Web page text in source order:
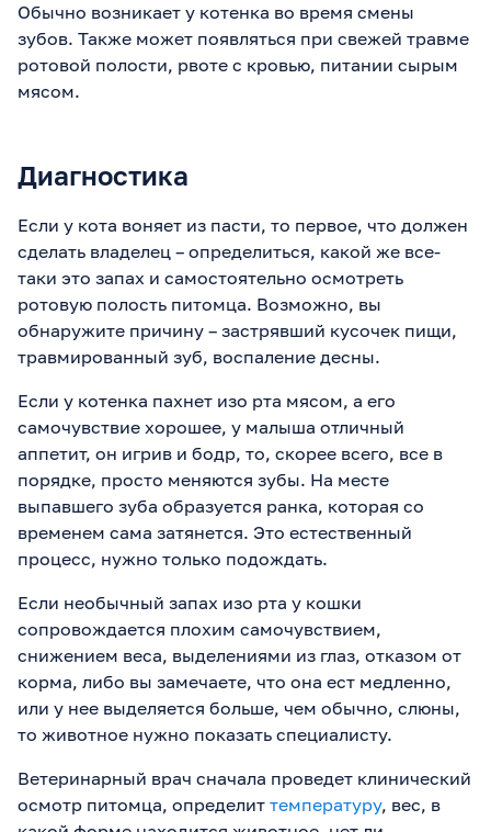
Обычно возникает у котенка во время смены
зубов. Также может появляться при свежей травме
ротовой полости, рвоте с кровью, питании сырым
мясом.
Диагностика
Если у кота воняет из пасти, то первое, что должен
сделать владелец – определиться, какой же все-
таки это запах и самостоятельно осмотреть
ротовую полость питомца. Возможно, вы
обнаружите причину – застрявший кусочек пищи,
травмированный зуб, воспаление десны.
Если у котенка пахнет изо рта мясом, а его
самочувствие хорошее, у малыша отличный
аппетит, он игрив и бодр, то, скорее всего, все в
порядке, просто меняются зубы. На месте
выпавшего зуба образуется ранка, которая со
временем сама затянется. Это естественный
процесс, нужно только подождать.
Если необычный запах изо рта у кошки
сопровождается плохим самочувствием,
снижением веса, выделениями из глаз, отказом от
корма, либо вы замечаете, что она ест медленно,
или у нее выделяется больше, чем обычно, слюны,
то животное нужно показать специалисту.
Ветеринарный врач сначала проведет клинический
осмотр питомца, определит температуру, вес, в